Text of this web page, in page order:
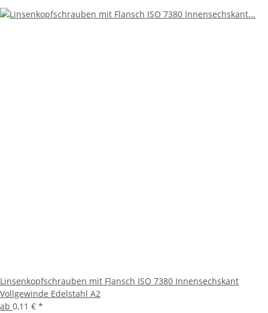
Linsenkopfschrauben mit Flansch ISO 7380 Innensechskant
Vollgewinde Edelstahl A2
ab 0,11 € *